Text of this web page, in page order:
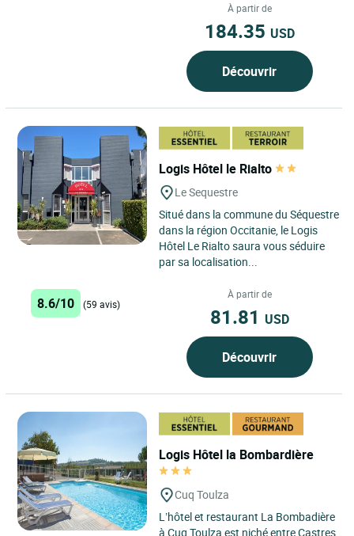
À partir de
184.35 USD
Découvrir
Logis Hôtel le Rialto
Le Sequestre
Situé dans la commune du Séquestre
dans la région Occitanie, le Logis
Hôtel Le Rialto saura vous séduire
par sa localisation...
8.6/10 (59 avis)
À partir de
81.81 USD
Découvrir
Logis Hôtel la Bombardière
Cuq Toulza
L’hôtel et restaurant La Bombadière
à Cuq Toulza est niché entre Castres